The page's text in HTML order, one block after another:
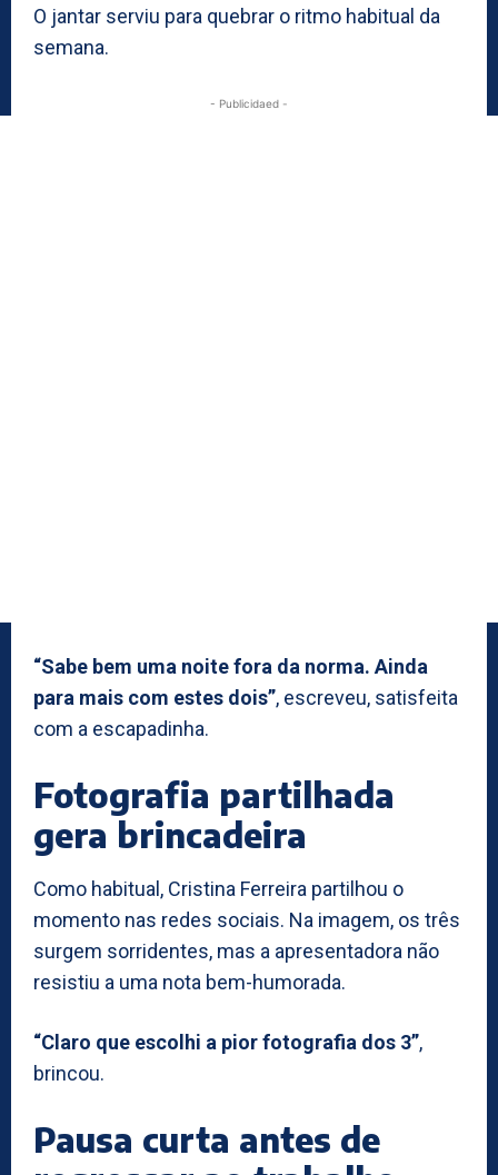
O jantar serviu para quebrar o ritmo habitual da
semana.
- Publicidaed -
“Sabe bem uma noite fora da norma. Ainda
para mais com estes dois”, escreveu, satisfeita
com a escapadinha.
Fotografia partilhada
gera brincadeira
Como habitual, Cristina Ferreira partilhou o
momento nas redes sociais. Na imagem, os três
surgem sorridentes, mas a apresentadora não
resistiu a uma nota bem-humorada.
“Claro que escolhi a pior fotografia dos 3”,
brincou.
Pausa curta antes de